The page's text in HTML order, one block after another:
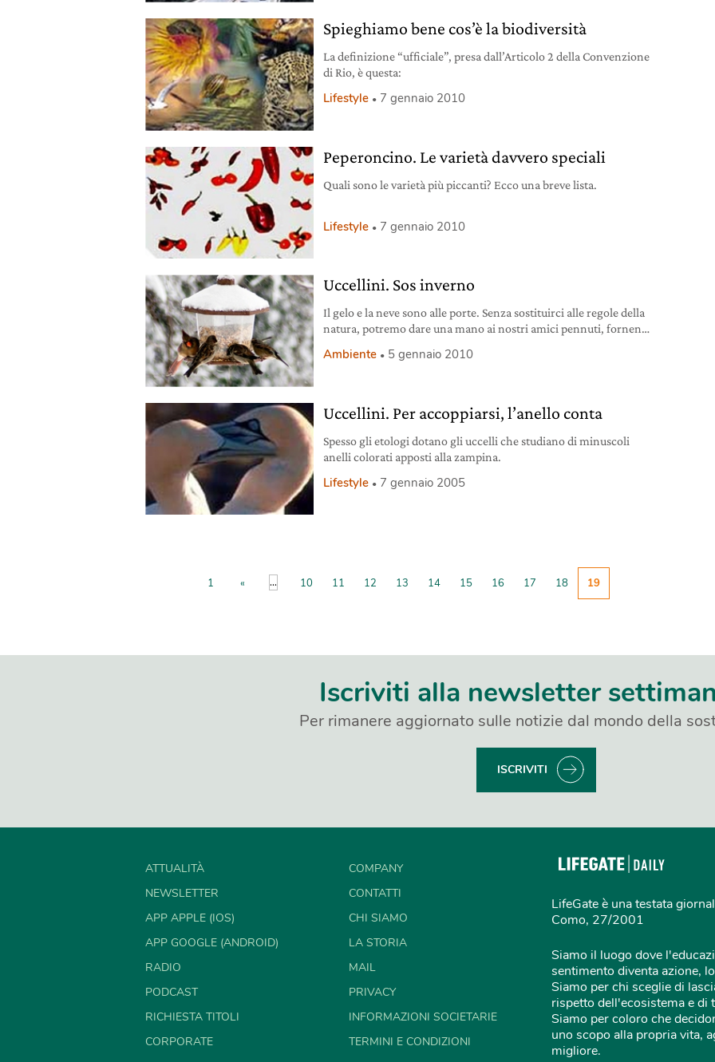
Spieghiamo bene cos’è la biodiversità
La definizione “ufficiale”, presa dall’Articolo 2 della Convenzione
di Rio, è questa:
Lifestyle 7 gennaio 2010
Peperoncino. Le varietà davvero speciali
Quali sono le varietà più piccanti? Ecco una breve lista.
Lifestyle 7 gennaio 2010
Uccellini. Sos inverno
Il gelo e la neve sono alle porte. Senza sostituirci alle regole della
natura, potremo dare una mano ai nostri amici pennuti, fornendo
Ambiente 5 gennaio 2010
Uccellini. Per accoppiarsi, l’anello conta
Spesso gli etologi dotano gli uccelli che studiano di minuscoli
anelli colorati apposti alla zampina.
Lifestyle 7 gennaio 2005
1 « ... 10 11 12 13 14 15 16 17 18 19
Iscriviti alla newsletter
Per rimanere aggiornato sulle notizie dal mondo della
ISCRIVITI
ATTUALITÀ
NEWSLETTER
APP APPLE (IOS)
APP GOOGLE (ANDROID)
RADIO
PODCAST
RICHIESTA TITOLI
CORPORATE
COMPANY
CONTATTI
CHI SIAMO
LA STORIA
MAIL
PRIVACY
INFORMAZIONI SOCIETARIE
TERMINI E CONDIZIONI
LifeGate è una testata
Como, 27/2001
Siamo il luogo dove
sentimento diventa azione,
Siamo per chi sceglie di
rispetto dell'ecosistema e di
Siamo per coloro che
uno scopo alla propria vita,
migliore.